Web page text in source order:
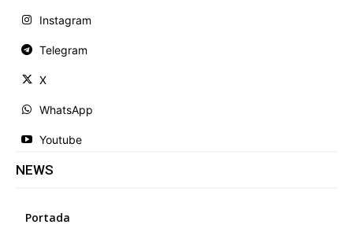
Instagram
Telegram
X
WhatsApp
Youtube
NEWS
Portada